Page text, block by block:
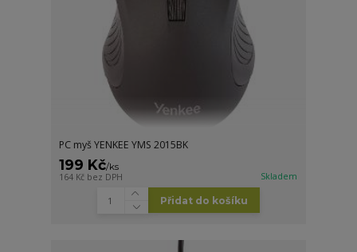
PC myš YENKEE YMS 2015BK
199 Kč/ks
164 Kč bez DPH Skladem
Přidat do košíku